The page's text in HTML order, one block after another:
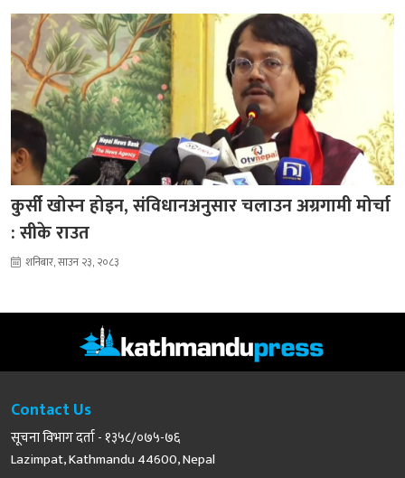
कुर्सी खोस्न होइन, संविधानअनुसार चलाउन अग्रगामी मोर्चा
: सीके राउत
शनिबार, साउन २३, २०८३
Contact Us
सूचना विभाग दर्ता - १३५८/०७५-७६
Lazimpat, Kathmandu 44600, Nepal